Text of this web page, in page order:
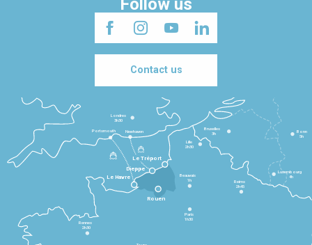
Follow us
Contact us
Le Havre
Dieppe
Le Tréport
Rennes
2h30
Paris
1h30
Beauvais
1h
Reims
2h45
Lille
2h30
Bruxelles
3h
Londres
3h30
Newhaven
Portsmouth
Bonn
5h
Luxembourg
4h
Rouen